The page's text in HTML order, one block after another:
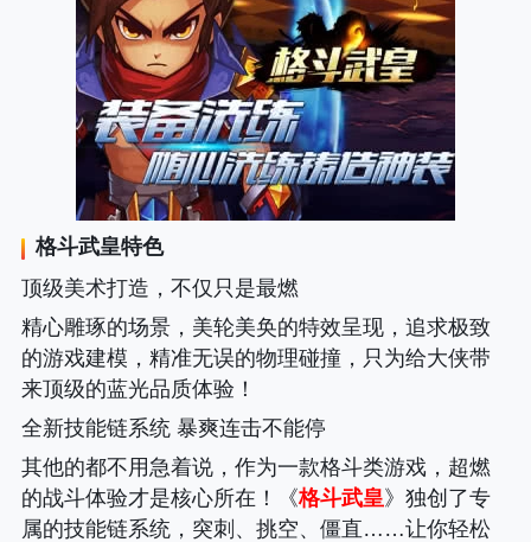
格斗武皇特色
顶级美术打造，不仅只是最燃
精心雕琢的场景，美轮美奂的特效呈现，追求极致
的游戏建模，精准无误的物理碰撞，只为给大侠带
来顶级的蓝光品质体验！
全新技能链系统 暴爽连击不能停
其他的都不用急着说，作为一款格斗类游戏，超燃
的战斗体验才是核心所在！《格斗武皇》独创了专
属的技能链系统，突刺、挑空、僵直……让你轻松